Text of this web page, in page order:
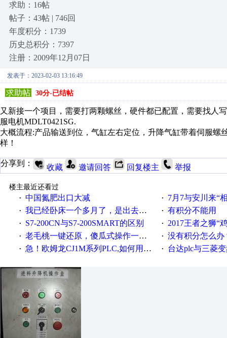
求助：16帖
帖子：43帖 | 746回
年度积分：1739
历史总积分：7397
注册：2009年12月07日
发表于：2023-02-03 13:16:49
求助帖 30分-已结帖
又新接一个项目，需要打两颗螺丝，硬件都已配置，需要找人
服电机MDLT0421SG.
大概流程:产品输送到位，气缸左右定位，升降气缸带着伺服
样！
分享到： 收藏 邀请回答 回复楼主 举报
楼主最近还看过
· 中国氮肥出口大减 · 7月7与安川来“
· 我已经卧床一个多月了，是出去安装机械手在高速遭遇车祸所致:大家工作都要特别注意啊 · 有积分不能用
· S7-200CN与S7-200SMART的区别 · 2017王者之狮“鸡”情签到
· 老毛桃一键还原，傻瓜式操作一键轻松备份还原；程序为向导式安装，一键即可实现自动备份或还原系统。 · 没有积分怎么办
· 急！欧姆龙CJ1M系列PLC,如何用时间控制变频器。要求时间在组态王中可以自由输入！拜托各位大神了！ · 台达plc与三菱